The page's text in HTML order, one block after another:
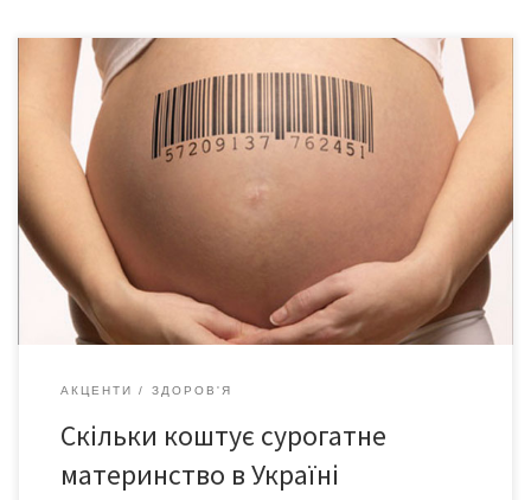
Іноземці часто звертаються до українок для сурогатного
материнства. Тут послуги дешевші і жінки не дуже вимогливі.
Гонорар за сурогатне материнство в Україні – близько 10
тисяч євро за одну дитину, за двійню – 13 тисяч євро.
Додаткові виплати – 10 тисяч гривень на щомісяця. 5 тисяч
гривень за перенесення ембріона. […]
АКЦЕНТИ ЗДОРОВ'Я
Скільки коштує сурогатне
материнство в Україні